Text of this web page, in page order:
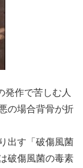
発作で苦しむ人
の場合背骨が折
出す「破傷風菌
破傷風菌の毒素